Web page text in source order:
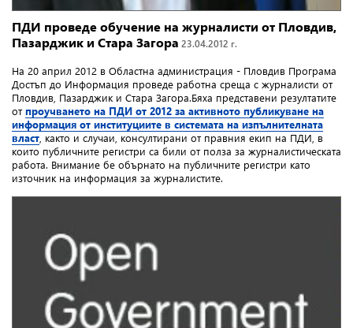
ПДИ проведе обучение на журналисти от Пловдив,
Пазарджик и Стара Загора 23.04.2012 г.
На 20 април 2012 в Областна администрация - Пловдив Програма
Достъп до Информация проведе работна среща с журналисти от
Пловдив, Пазарджик и Стара Загора.Бяха представени резултатите
отпроучването на ПДИ от 2012 за активното публикуване на
информация от институциите в системата на изпълнителната
власт , както и случаи, консултирани от правния екип на ПДИ, в
които публичните регистри са били от полза за журналистическата
работа. Внимание бе обърнато на публичните регистри като
източник на информация за журналистите.